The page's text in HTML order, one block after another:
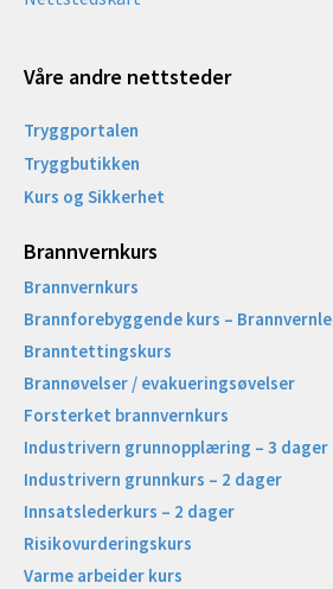
Våre andre nettsteder
Tryggportalen
Tryggbutikken
Kurs og Sikkerhet
Brannvernkurs
Brannvernkurs
Brannforebyggende kurs –
Branntettingskurs
Brannøvelser / evakueringsøvelser
Forsterket brannvernkurs
Industrivern grunnopplæring – 3 dager
Industrivern grunnkurs – 2 dager
Innsatslederkurs – 2 dager
Risikovurderingskurs
Varme arbeider kurs